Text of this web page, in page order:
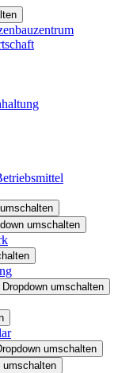
umschalten
Dropdown umschalten
umschalten
umschalten